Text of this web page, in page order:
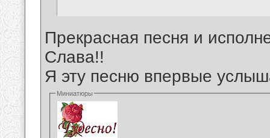
Прекрасная песня и
Слава!!
Я эту песню впервые
Миниатюры